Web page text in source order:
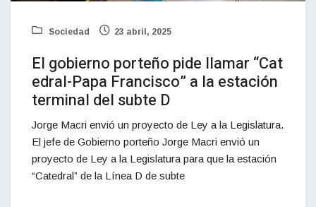
Sociedad 23 abril, 2025
El gobierno porteño pide llamar “Cat
edral-Papa Francisco” a la estación
terminal del subte D
Jorge Macri envió un proyecto de Ley a la Legislatura.
El jefe de Gobierno porteño Jorge Macri envió un
proyecto de Ley a la Legislatura para que la estación
“Catedral” de la Línea D de subte